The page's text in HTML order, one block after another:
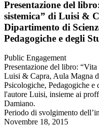
Presentazione del
sistemica” di Luisi &
Dipartimento di
Pedagogiche e degli
Public Engagement
Presentazione del libro:
Luisi & Capra, Aula Magna
Psicologiche, Pedagogiche
l'autore Luisi, insieme ai
Damiano.
Periodo di svolgimento
Novembre 18, 2015